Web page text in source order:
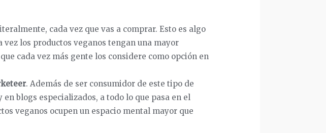
cada vez que vas a comprar. Esto es algo
los productos veganos tengan una mayor
cada vez más gente los considere como opción en
. Además de ser consumidor de este tipo de
blogs especializados, a todo lo que pasa en el
veganos ocupen un espacio mental mayor que